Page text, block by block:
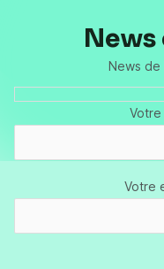
News de
Votre